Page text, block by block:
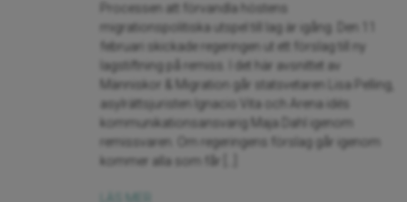
Processen att förvandla höstens
migrationspolitiska utspel till lag är igång. Den 11
februari skickade regeringen ut ett förslag till ny
lagstiftning på remiss. I det här avsnittet av
Människor & Migration går statsvetaren Lisa Pelling,
asylrättsjuristen Ignacio Vita och Arena idés
kommunikationsansvarig Maja Dahl igenom
remissvaren. Om regeringens förslag går igenom
kommer alla som får […]